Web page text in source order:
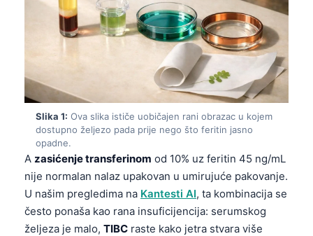
Slika 1: Ova slika ističe uobičajen rani obrazac u kojem
dostupno željezo pada prije nego što feritin jasno
opadne.
A zasićenje transferinom od 10% uz feritin 45 ng/mL
nije normalan nalaz upakovan u umirujuće pakovanje.
U našim pregledima na Kantesti AI, ta kombinacija se
često ponaša kao rana insuficijencija: serumskog
željeza je malo, TIBC raste kako jetra stvara više